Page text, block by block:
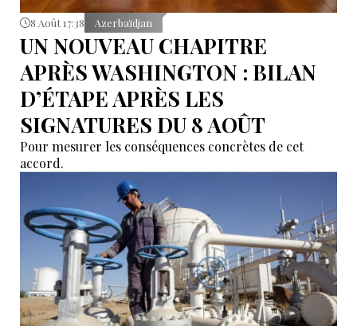
8 Août 17:38 Azerbaïdjan
UN NOUVEAU CHAPITRE
APRÈS WASHINGTON : BILAN
D’ÉTAPE APRÈS LES
SIGNATURES DU 8 AOÛT
Pour mesurer les conséquences concrètes de cet
accord.